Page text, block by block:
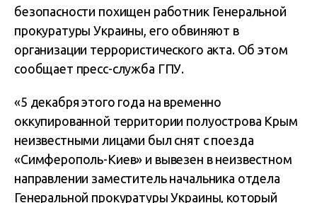
безопасности похищен работник Генеральной
прокуратуры Украины, его обвиняют в
организации террористического акта. Об этом
сообщает пресс-служба ГПУ.
«5 декабря этого года на временно
оккупированной территории полуострова Крым
неизвестными лицами был снят с поезда
«Симферополь-Киев» и вывезен в неизвестном
направлении заместитель начальника отдела
Генеральной прокуратуры Украины, который